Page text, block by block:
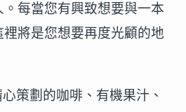
每當您有興致想要與一本
將是您想要再度光顧的地
策劃的咖啡、有機果汁、